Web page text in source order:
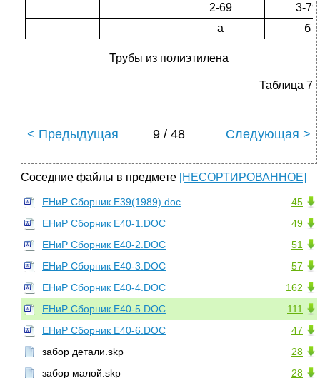
2-69
3-79
а
б
Трубы из полиэтилена
Таблица 7
< Предыдущая 9 / 48 Следующая >
Соседние файлы в предмете [НЕСОРТИРОВАННОЕ]
45
ЕНиР Сборник Е39(1989).doc
49
ЕНиР Сборник Е40-1.DOC
51
ЕНиР Сборник Е40-2.DOC
57
ЕНиР Сборник Е40-3.DOC
162
ЕНиР Сборник Е40-4.DOC
111
ЕНиР Сборник Е40-5.DOC
47
ЕНиР Сборник Е40-6.DOC
28
забор детали.skp
28
забор малой.skp